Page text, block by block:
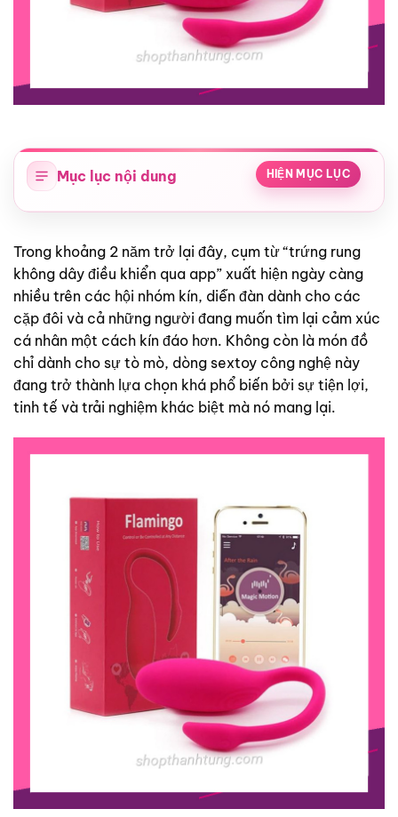
Mục lục nội dung HIỆN MỤC LỤC
Trong khoảng 2 năm trở lại đây, cụm từ “trứng rung
không dây điều khiển qua app” xuất hiện ngày càng
nhiều trên các hội nhóm kín, diễn đàn dành cho các
cặp đôi và cả những người đang muốn tìm lại cảm xúc
cá nhân một cách kín đáo hơn. Không còn là món đồ
chỉ dành cho sự tò mò, dòng sextoy công nghệ này
đang trở thành lựa chọn khá phổ biến bởi sự tiện lợi,
tinh tế và trải nghiệm khác biệt mà nó mang lại.